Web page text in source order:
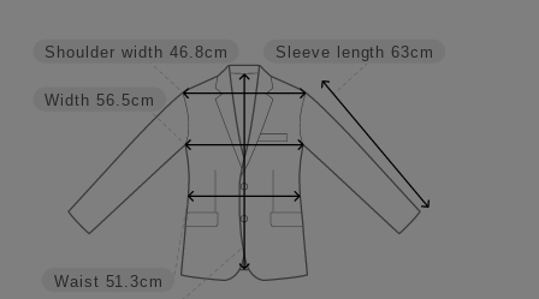
Sleeve length 63cm
Waist 51.3cm
Width 56.5cm
Shoulder width 46.8cm